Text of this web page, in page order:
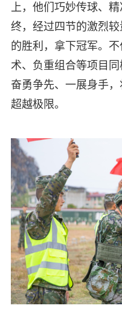
上，他们巧妙传球、
终，经过四节的激烈
的胜利，拿下冠军。
术、负重组合等项目
奋勇争先、一展身手
超越极限。